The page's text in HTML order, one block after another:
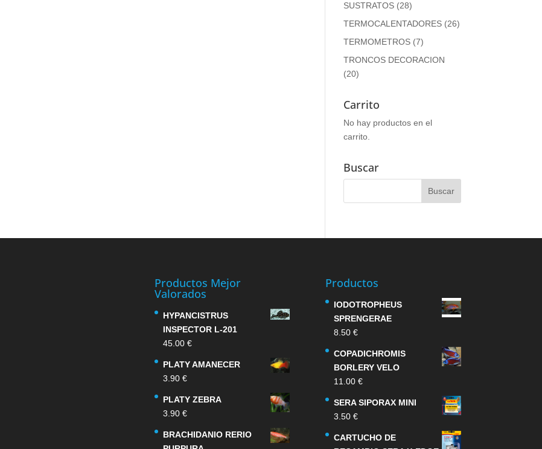
SUSTRATOS (28)
TERMOCALENTADORES (26)
TERMOMETROS (7)
TRONCOS DECORACION
(20)
Carrito
No hay productos en el
carrito.
Buscar
Productos Mejor
Valorados
HYPANCISTRUS
INSPECTOR L-201
45.00 €
PLATY AMANECER
3.90 €
PLATY ZEBRA
3.90 €
BRACHIDANIO RERIO
Productos
IODOTROPHEUS
SPRENGERAE
8.50€
COPADICHROMIS
BORLERY VELO
11.00€
SERA SIPORAX MINI
3.50€
CARTUCHO DE